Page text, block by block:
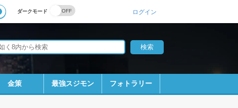
ダークモード ログイン
金策 最強スジモン フォトラリー